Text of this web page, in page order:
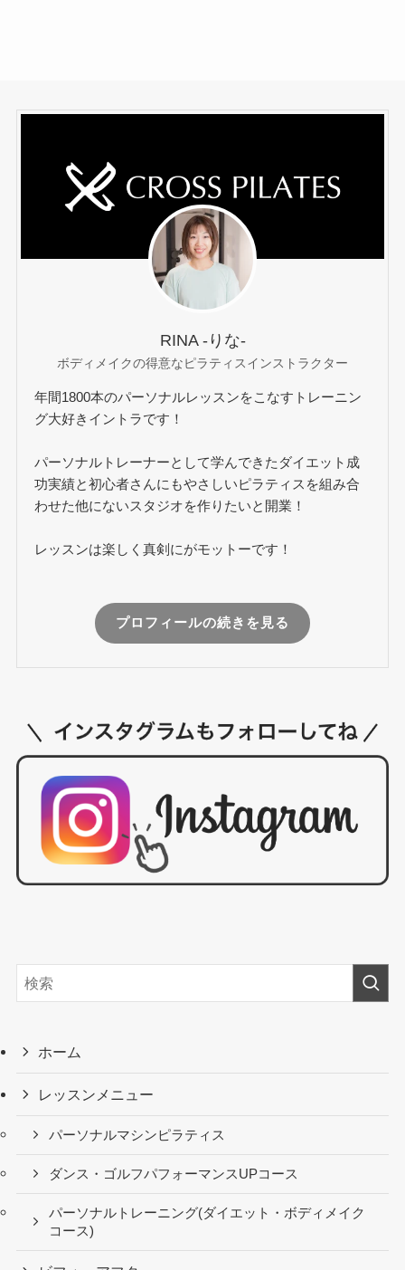
RINA -りな-
ボディメイクの得意なピラティスインストラクター
年間1800本のパーソナルレッスンをこなすトレーニン
グ大好きイントラです！
パーソナルトレーナーとして学んできたダイエット成
功実績と初心者さんにもやさしいピラティスを組み合
わせた他にないスタジオを作りたいと開業！
レッスンは楽しく真剣にがモットーです！
プロフィールの続きを見る
ホーム
レッスンメニュー
パーソナルマシンピラティス
ダンス・ゴルフパフォーマンスUPコース
パーソナルトレーニング(ダイエット・ボディメイク
コース)